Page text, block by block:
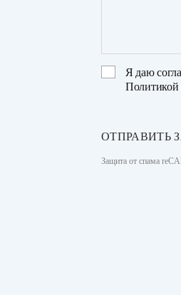
Я даю
Политикой
ОТПРАВИТЬ
Защита от спама